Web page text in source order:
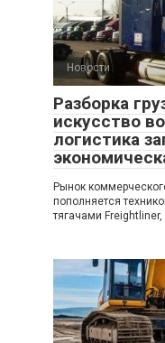
Новости
Разборка
искусство
логистика
Рынок
пополняется
тягачами